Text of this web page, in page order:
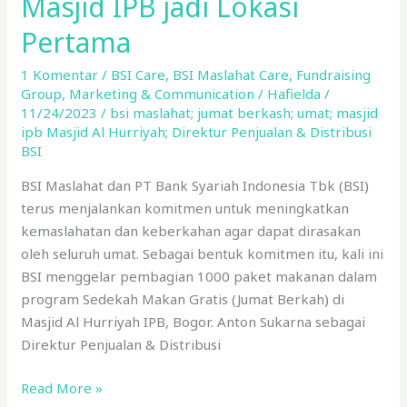
Pertama
1 Komentar / BSI Care, BSI Maslahat Care, Fundraising
Group, Marketing & Communication / Hafielda/
11/24/2023/ bsi maslahat; jumat berkash; umat; masjid
ipb Masjid Al Hurriyah; Direktur Penjualan & Distribusi
BSI
BSI Maslahat dan PT Bank Syariah Indonesia Tbk (BSI)
terus menjalankan komitmen untuk meningkatkan
kemaslahatan dan keberkahan agar dapat dirasakan
oleh seluruh umat. Sebagai bentuk komitmen itu, kali ini
BSI menggelar pembagian 1000 paket makanan dalam
program Sedekah Makan Gratis (Jumat Berkah) di
Masjid Al Hurriyah IPB, Bogor. Anton Sukarna sebagai
Direktur Penjualan & Distribusi
Read More »